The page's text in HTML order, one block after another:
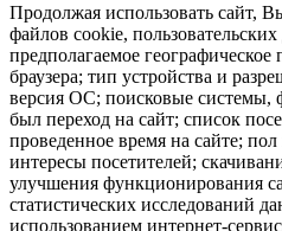
Продолжая использовать сайт,
файлов cookie,
предполагаемое
браузера; тип устройства и
версия ОС; поисковые системы,
был переход на сайт; список
проведенное время на сайте; пол
интересы посетителей;
улучшения функционирования
статистических исследований
использованием интернет-